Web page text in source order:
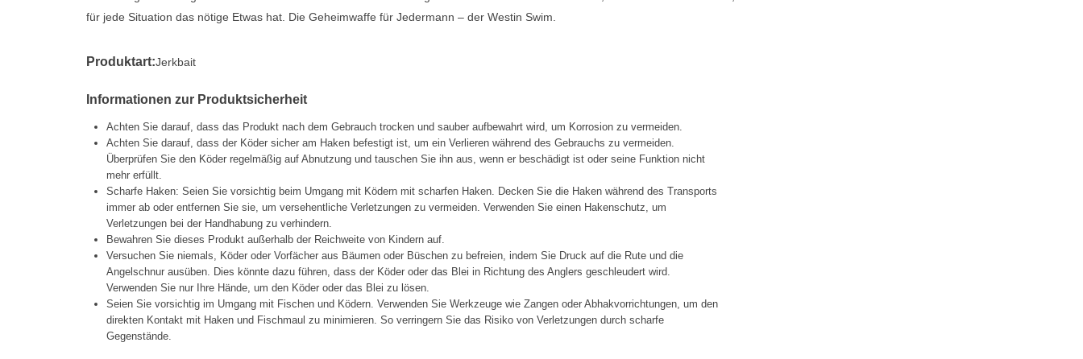
für jede Situation das nötige Etwas hat. Die Geheimwaffe für Jedermann – der Westin Swim.
Produktart:Jerkbait
Informationen zur Produktsicherheit
Achten Sie darauf, dass das Produkt nach dem Gebrauch trocken und sauber aufbewahrt wird, um Korrosion zu vermeiden.
Achten Sie darauf, dass der Köder sicher am Haken befestigt ist, um ein Verlieren während des Gebrauchs zu vermeiden.
Überprüfen Sie den Köder regelmäßig auf Abnutzung und tauschen Sie ihn aus, wenn er beschädigt ist oder seine Funktion nicht
mehr erfüllt.
Scharfe Haken: Seien Sie vorsichtig beim Umgang mit Ködern mit scharfen Haken. Decken Sie die Haken während des Transports
immer ab oder entfernen Sie sie, um versehentliche Verletzungen zu vermeiden. Verwenden Sie einen Hakenschutz, um
Verletzungen bei der Handhabung zu verhindern.
Bewahren Sie dieses Produkt außerhalb der Reichweite von Kindern auf.
Versuchen Sie niemals, Köder oder Vorfächer aus Bäumen oder Büschen zu befreien, indem Sie Druck auf die Rute und die
Angelschnur ausüben. Dies könnte dazu führen, dass der Köder oder das Blei in Richtung des Anglers geschleudert wird.
Verwenden Sie nur Ihre Hände, um den Köder oder das Blei zu lösen.
Seien Sie vorsichtig im Umgang mit Fischen und Ködern. Verwenden Sie Werkzeuge wie Zangen oder Abhakvorrichtungen, um den
direkten Kontakt mit Haken und Fischmaul zu minimieren. So verringern Sie das Risiko von Verletzungen durch scharfe
Gegenstände.